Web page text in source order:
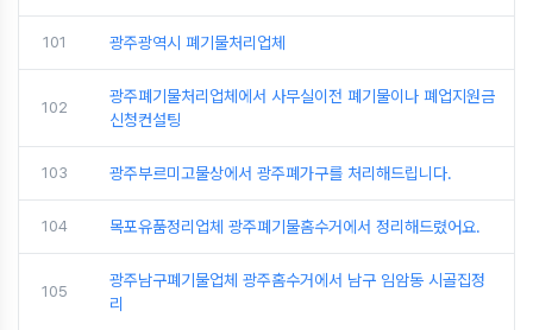
101 광주광역시 폐기물처리업체
102
광주폐기물처리업체에서 사무실이전 폐기물이나 폐업지원금
신청컨설팅
103 광주부르미고물상에서 광주폐가구를 처리해드립니다.
104 목포유품정리업체 광주폐기물홈수거에서 정리해드렸어요.
105
광주남구폐기물업체 광주홈수거에서 남구 임암동 시골집정
리